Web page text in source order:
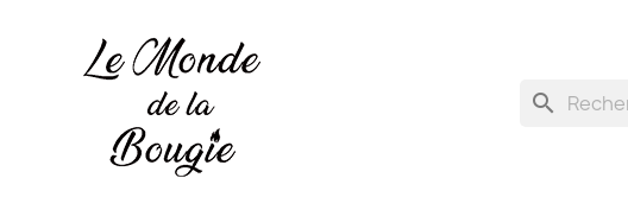
search